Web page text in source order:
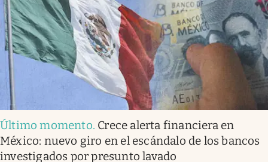
Último momento. Crece alerta financiera en
México: nuevo giro en el escándalo de los bancos
investigados por presunto lavado